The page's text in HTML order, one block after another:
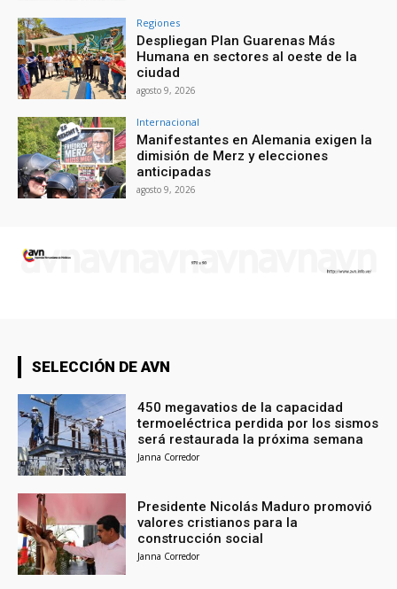
Regiones
Despliegan Plan Guarenas Más
Humana en sectores al oeste de la
ciudad
agosto 9, 2026
Internacional
Manifestantes en Alemania exigen la
dimisión de Merz y elecciones
anticipadas
agosto 9, 2026
SELECCIÓN DE AVN
450 megavatios de la capacidad
termoeléctrica perdida por los sismos
será restaurada la próxima semana
Janna Corredor
Presidente Nicolás Maduro promovió
valores cristianos para la
construcción social
Janna Corredor